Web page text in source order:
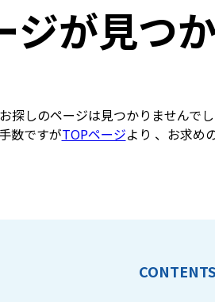
ジが見つ
探しのページは見つかりませんで
数ですがTOPページより 、お求め
CONTENTS